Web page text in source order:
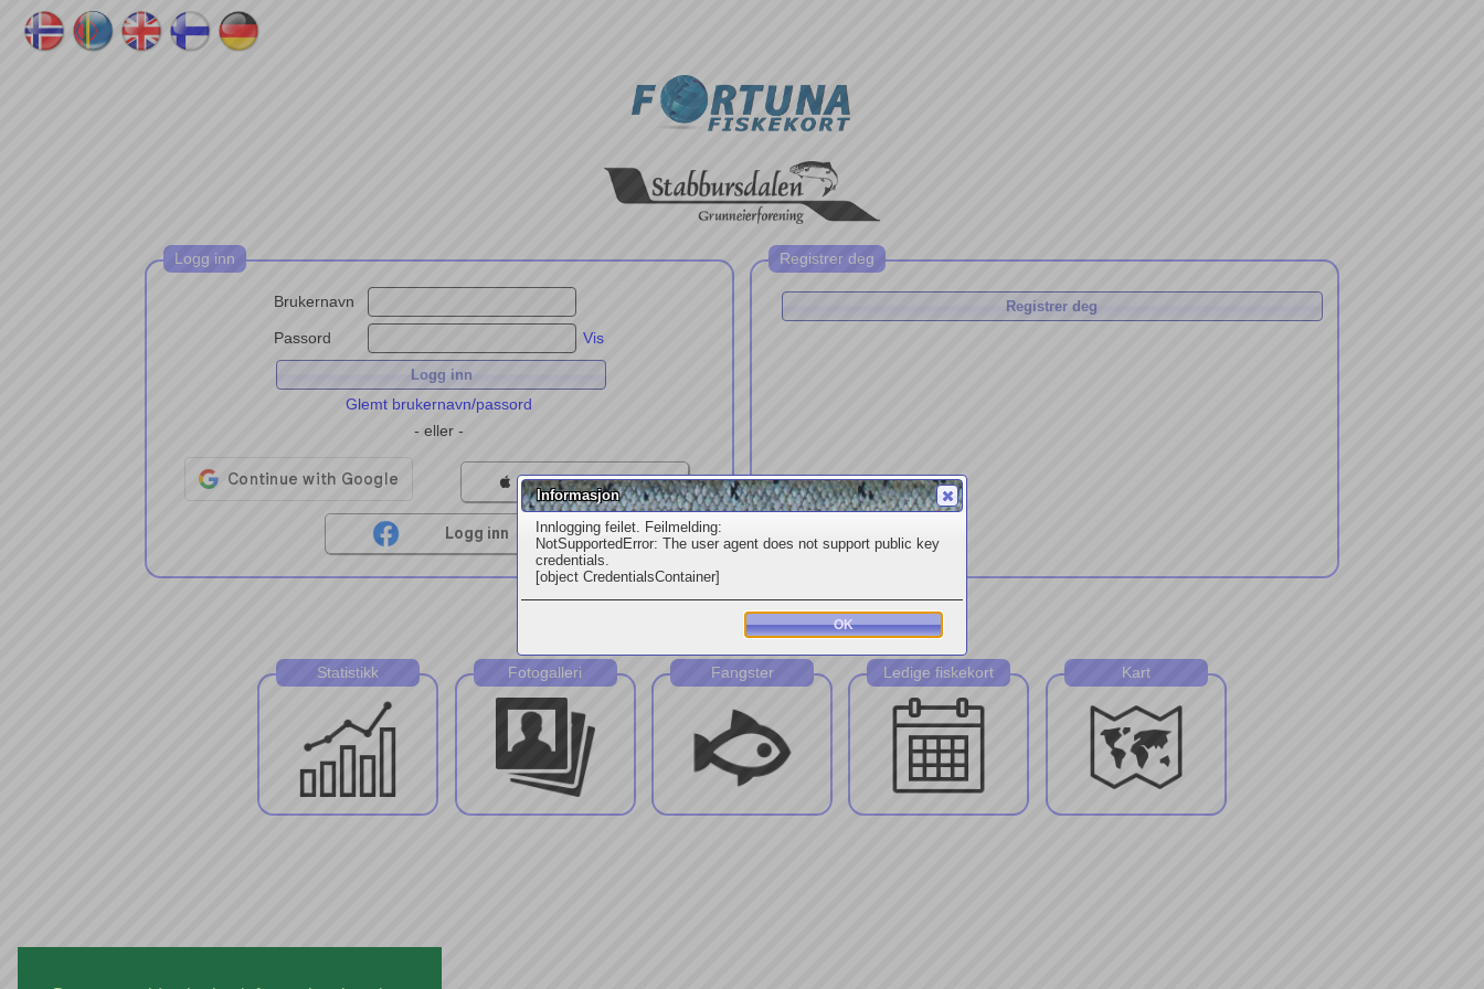
Logg inn
Brukernavn
Passord Vis
Glemt brukernavn/passord
- eller -
 Sign in with Apple
Logg inn
Registrer deg
Registrer deg
Statistikk Fotogalleri Fangster Ledige fiskekort Kart
Informasjon
Innlogging feilet. Feilmelding:
NotSupportedError: The user agent does not support public key
credentials.
[object CredentialsContainer]
OK